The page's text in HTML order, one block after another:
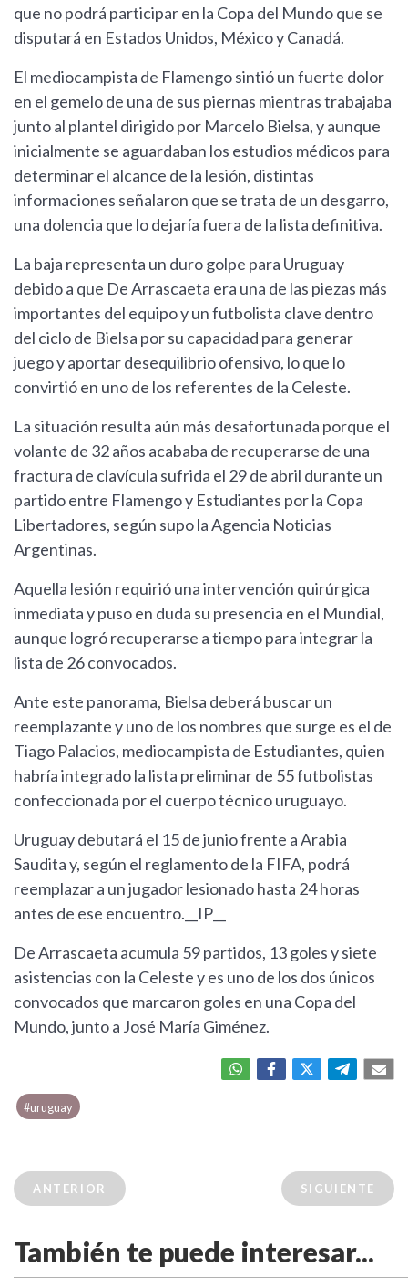
que no podrá participar en la Copa del Mundo que se
disputará en Estados Unidos, México y Canadá.
El mediocampista de Flamengo sintió un fuerte dolor
en el gemelo de una de sus piernas mientras trabajaba
junto al plantel dirigido por Marcelo Bielsa, y aunque
inicialmente se aguardaban los estudios médicos para
determinar el alcance de la lesión, distintas
informaciones señalaron que se trata de un desgarro,
una dolencia que lo dejaría fuera de la lista definitiva.
La baja representa un duro golpe para Uruguay
debido a que De Arrascaeta era una de las piezas más
importantes del equipo y un futbolista clave dentro
del ciclo de Bielsa por su capacidad para generar
juego y aportar desequilibrio ofensivo, lo que lo
convirtió en uno de los referentes de la Celeste.
La situación resulta aún más desafortunada porque el
volante de 32 años acababa de recuperarse de una
fractura de clavícula sufrida el 29 de abril durante un
partido entre Flamengo y Estudiantes por la Copa
Libertadores, según supo la Agencia Noticias
Argentinas.
Aquella lesión requirió una intervención quirúrgica
inmediata y puso en duda su presencia en el Mundial,
aunque logró recuperarse a tiempo para integrar la
lista de 26 convocados.
Ante este panorama, Bielsa deberá buscar un
reemplazante y uno de los nombres que surge es el de
Tiago Palacios, mediocampista de Estudiantes, quien
habría integrado la lista preliminar de 55 futbolistas
confeccionada por el cuerpo técnico uruguayo.
Uruguay debutará el 15 de junio frente a Arabia
Saudita y, según el reglamento de la FIFA, podrá
reemplazar a un jugador lesionado hasta 24 horas
antes de ese encuentro.__IP__
De Arrascaeta acumula 59 partidos, 13 goles y siete
asistencias con la Celeste y es uno de los dos únicos
convocados que marcaron goles en una Copa del
Mundo, junto a José María Giménez.
#uruguay
ANTERIOR SIGUIENTE
También te puede interesar...